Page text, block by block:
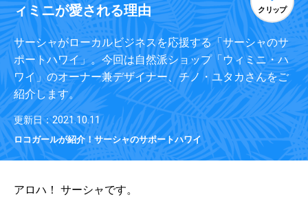
ィミニが愛される理由
クリップ
サーシャがローカルビジネスを応援する「サーシャのサ
ポートハワイ」。今回は自然派ショップ「ウィミニ・ハ
ワイ」のオーナー兼デザイナー、チノ・ユタカさんをご
紹介します。
更新日：2021.10.11
ロコガールが紹介！サーシャのサポートハワイ
アロハ！ サーシャです。